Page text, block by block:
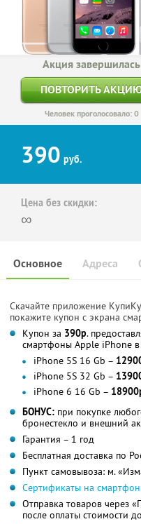
Акция завершилась
ПОВТОРИТЬ
Человек проголосовало: 0
390 руб.
Цена без скидки:
∞
Основное Адреса
Скачайте приложение
покажите купон с экрана
Купон за 390р.
смартфоны Apple iPhone в
iPhone 5S 16 Gb –
iPhone 5S 32 Gb –
iPhone 6 16 Gb –
БОНУС: при покупке
бронестекло и внешний
Гарантия – 1 год
Бесплатная доставка по
Пункт самовывоза: м.
Сертификаты на
Отправка товаров через
после оплаты стоимости